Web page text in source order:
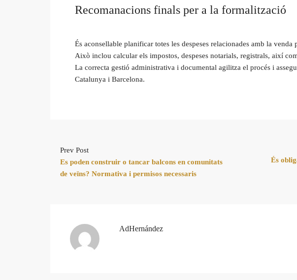
Recomanacions finals per a la formalització
És aconsellable planificar totes les despeses relacionades amb la venda
Això inclou calcular els impostos, despeses notarials, registrals, així
La correcta gestió administrativa i documental agilitza el procés i
Catalunya i Barcelona.
Prev Post
Es poden construir o tancar balcons en comunitats
de veïns? Normativa i permisos necessaris
És
AdHernández